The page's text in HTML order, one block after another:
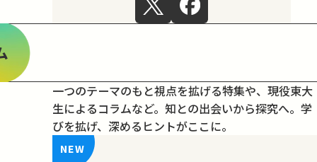
一つのテーマのもと視点を拡げる特集や、現役東大
生によるコラムなど。 知との出会いから探究へ。学
びを拡げ、深めるヒントがここに。